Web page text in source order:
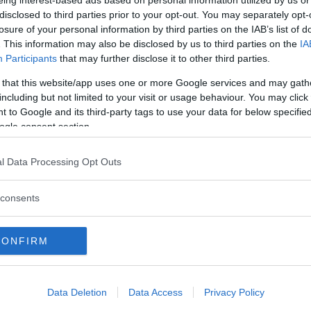
to third parties prior to your opt-out. You may separately
of your personal information by third parties on the IAB’s list of
This information may also be disclosed by us to third parties on the
Participants that may further disclose it to other third parties.
that this website/app uses one or more Google services and may
but not limited to your visit or usage behaviour. You may
to Google and its third-party tags to use your data for below
consent section.
Data Processing Opt Outs
Data Deletion Data Access Privacy Policy
VH Score, Vaccine Hesitancy score ).
Facebook att negativa kommentarer
”Drastically reduce user exposure to
detekterar motstånd, tvivel och negativ
kommentarstrådar och delningar
av värderingar och uttryck som granskas
vaccines
or severe side effects or death